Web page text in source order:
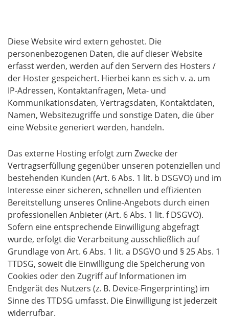
Diese Website wird extern gehostet. Die
personenbezogenen Daten, die auf dieser Website
erfasst werden, werden auf den Servern des Hosters /
der Hoster gespeichert. Hierbei kann es sich v. a. um
IP-Adressen, Kontaktanfragen, Meta- und
Kommunikationsdaten, Vertragsdaten, Kontaktdaten,
Namen, Websitezugriffe und sonstige Daten, die über
eine Website generiert werden, handeln.
Das externe Hosting erfolgt zum Zwecke der
Vertragserfüllung gegenüber unseren potenziellen und
bestehenden Kunden (Art. 6 Abs. 1 lit. b DSGVO) und im
Interesse einer sicheren, schnellen und effizienten
Bereitstellung unseres Online-Angebots durch einen
professionellen Anbieter (Art. 6 Abs. 1 lit. f DSGVO).
Sofern eine entsprechende Einwilligung abgefragt
wurde, erfolgt die Verarbeitung ausschließlich auf
Grundlage von Art. 6 Abs. 1 lit. a DSGVO und § 25 Abs. 1
TTDSG, soweit die Einwilligung die Speicherung von
Cookies oder den Zugriff auf Informationen im
Endgerät des Nutzers (z. B. Device-Fingerprinting) im
Sinne des TTDSG umfasst. Die Einwilligung ist jederzeit
widerrufbar.